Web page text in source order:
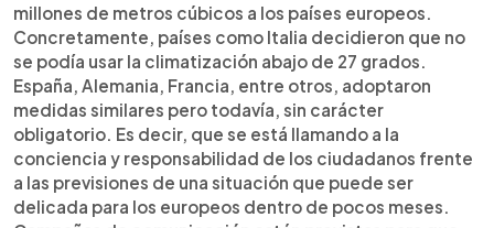
millones de metros cúbicos a los países europeos.
Concretamente, países como Italia decidieron que no
se podía usar la climatización abajo de 27 grados.
España, Alemania, Francia, entre otros, adoptaron
medidas similares pero todavía, sin carácter
obligatorio. Es decir, que se está llamando a la
conciencia y responsabilidad de los ciudadanos frente
a las previsiones de una situación que puede ser
delicada para los europeos dentro de pocos meses.